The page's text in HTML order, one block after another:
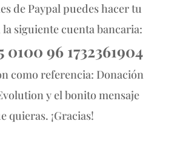
de Paypal puedes hacer tu
siguiente cuenta bancaria:
0100 96 1732361904
como referencia: Donación
y el bonito mensaje
quieras. ¡Gracias!